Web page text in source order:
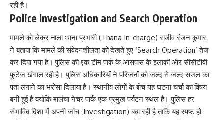
रही है।
Police Investigation and Search Operation
मामले को लेकर नाला थाना प्रभारी (Thana In-charge) राजीव रंजन कुमार
ने बताया कि मामले की संवेदनशीलता को देखते हुए ‘Search Operation’ तेज
कर दिया गया है। पुलिस की एक टीम पार्क के आसपास के इलाकों और सीसीटीवी
फुटेज खंगाल रही है। पुलिस अधिकारियों ने परिजनों को जल्द से जल्द सजल का
पता लगाने का भरोसा दिलाया है। स्थानीय लोगों के बीच यह घटना चर्चा का विषय
बनी हुई है क्योंकि मालंचा नेचर पार्क एक प्रमुख पर्यटन स्थल है। पुलिस हर
संभावित दिशा में अपनी जांच (Investigation) बढ़ा रही है ताकि यह स्पष्ट हो